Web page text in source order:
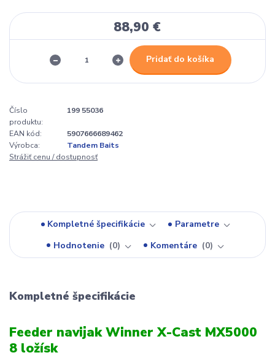
88,90 €
Pridať do košíka
Číslo
produktu:
199 55036
EAN kód:
5907666689462
Výrobca:
Tandem Baits
Strážiť cenu / dostupnosť
Kompletné špecifikácie
Parametre
Hodnotenie
0 Komentáre 0
Kompletné špecifikácie
Feeder navijak Winner X-Cast MX5000
8 ložísk